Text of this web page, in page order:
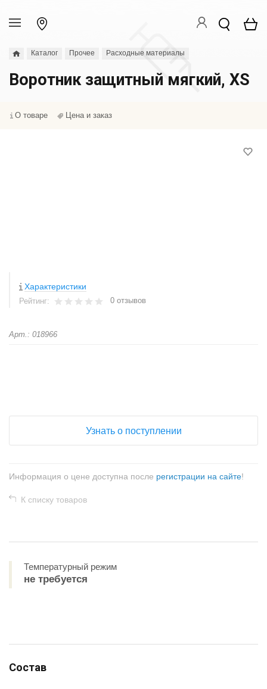
Каталог Прочее Расходные материалы
Воротник защитный мягкий, XS
О товаре Цена и заказ
Характеристики
Рейтинг: 0 отзывов
Арт.: 018966
Узнать о поступлении
Информация о цене доступна после регистрации на сайте!
К списку товаров
Температурный режим
не требуется
Состав